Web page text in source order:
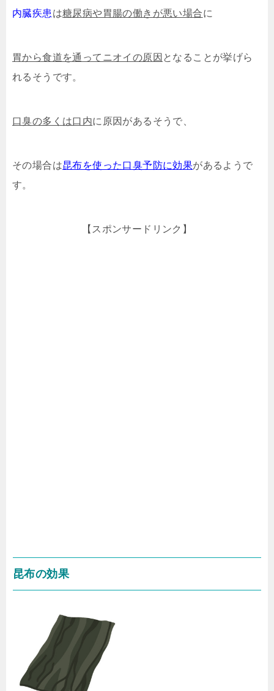
内臓疾患 は糖尿病や胃腸の働きが悪い場合に
胃から食道を通ってニオイの原因 となることが挙げら
れるそうです。
口臭の多くは口内に原因があるそうで、
その場合は昆布を使った口臭予防に効果があるようで
す。
【スポンサードリンク】
昆布の効果